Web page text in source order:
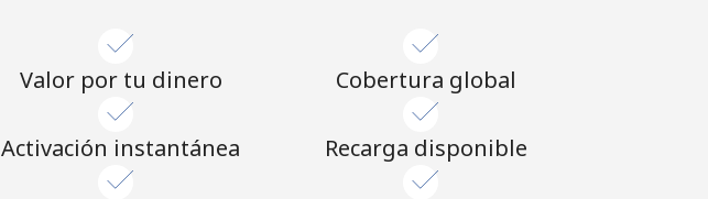
Valor por tu dinero
Activación instantánea
Cobertura global
Recarga disponible